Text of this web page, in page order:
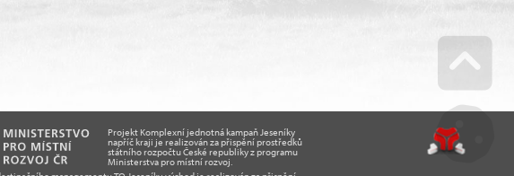
Projekt Komplexní jednotná kampaň Jeseníky
napříč kraji je realizován za přispění prostředků
státního rozpočtu České republiky z programu
Ministerstva pro místní rozvoj.
Go